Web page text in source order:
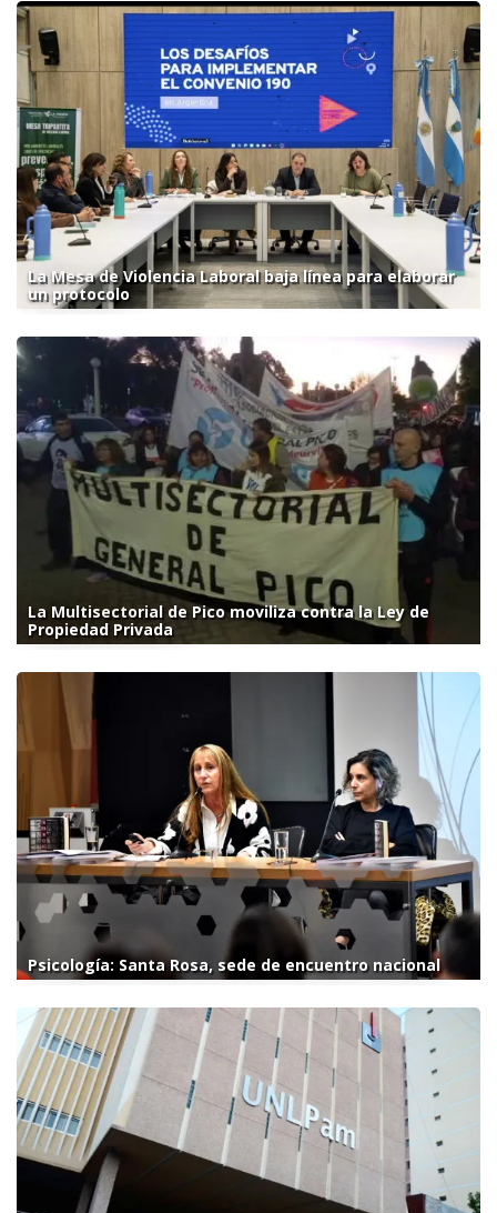
La Mesa de Violencia Laboral baja línea para elaborar
un protocolo
La Multisectorial de Pico moviliza contra la Ley de
Propiedad Privada
Psicología: Santa Rosa, sede de encuentro nacional